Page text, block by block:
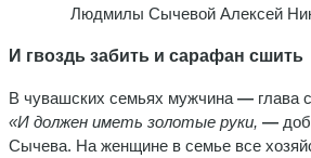
Людмилы Сычевой Алексей
И гвоздь забить и сарафан сшить
В чувашских семьях мужчина — глава
«И должен иметь золотые руки, —
Сычева. На женщине в семье все